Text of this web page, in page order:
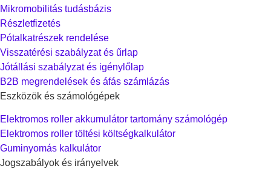
Mikromobilitás tudásbázis
Részletfizetés
Pótalkatrészek rendelése
Visszatérési szabályzat és űrlap
Jótállási szabályzat és igénylőlap
B2B megrendelések és áfás számlázás
Eszközök és számológépek
Elektromos roller akkumulátor tartomány számológép
Elektromos roller töltési költségkalkulátor
Guminyomás kalkulátor
Jogszabályok és irányelvek